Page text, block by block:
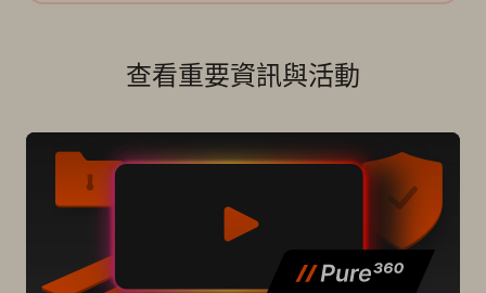
查看重要資訊與活動